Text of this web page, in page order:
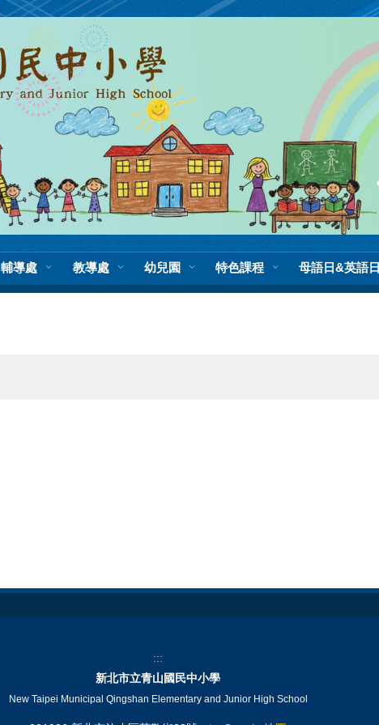
輔導處 教導處 幼兒園 特色課程 母語日&英語日
:::
新北市立青山國民中小學
New Taipei Municipal Qingshan Elementary and Junior High School